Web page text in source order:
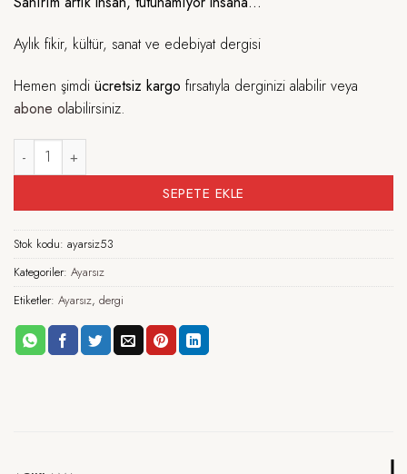
Aylık fikir, kültür, sanat ve edebiyat dergisi
Hemen şimdi ücretsiz kargo fırsatıyla derginizi alabilir veya
abone olabilirsiniz.
Ayarsız - Temmuz 2020 Sayı: 53 adet
SEPETE EKLE
Stok kodu: ayarsiz53
Kategoriler: Ayarsız
Etiketler: Ayarsız, dergi